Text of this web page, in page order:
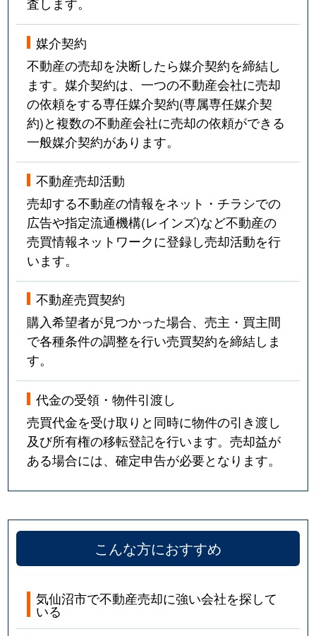
媒介契約
不動産の売却を決断したら媒介契約を締結し
ます。媒介契約は、一つの不動産会社に売却
の依頼をする専任媒介契約(専属専任媒介契
約)と複数の不動産会社に売却の依頼ができる
一般媒介契約があります。
不動産売却活動
売却する不動産の情報をネット・チラシでの
広告や指定流通機構(レインズ)など不動産の
売買情報ネットワークに登録し売却活動を行
います。
不動産売買契約
購入希望者が見つかった場合、売主・買主間
で各種条件の調整を行い売買契約を締結しま
す。
代金の受領・物件引渡し
売買代金を受け取りと同時に物件の引き渡し
及び所有権の移転登記を行います。売却益が
ある場合には、確定申告が必要となります。
こんな方におすすめ
気仙沼市で不動産売却に強い会社を探して
いる